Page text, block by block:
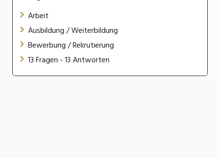
Arbeit
Ausbildung / Weiterbildung
Bewerbung / Rekrutierung
13 Fragen - 13 Antworten